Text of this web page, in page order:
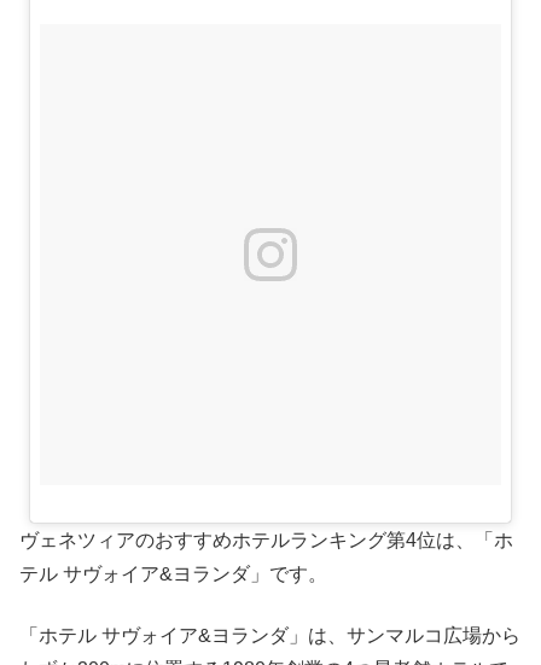
ヴェネツィアのおすすめホテルランキング第4位は、「ホ
テル サヴォイア&ヨランダ」です。
「ホテル サヴォイア&ヨランダ」は、サンマルコ広場から